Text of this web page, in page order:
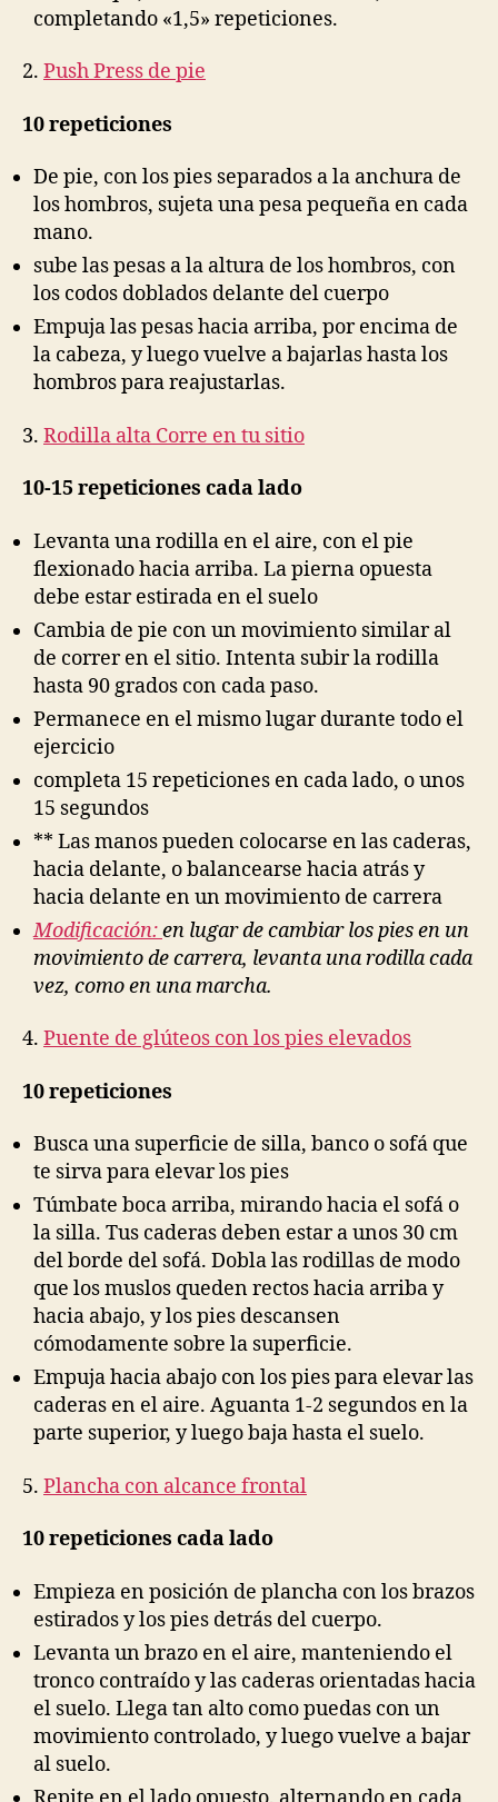
completando «1,5» repeticiones.
2. Push Press de pie
10 repeticiones
De pie, con los pies separados a la anchura de
los hombros, sujeta una pesa pequeña en cada
mano.
sube las pesas a la altura de los hombros, con
los codos doblados delante del cuerpo
Empuja las pesas hacia arriba, por encima de
la cabeza, y luego vuelve a bajarlas hasta los
hombros para reajustarlas.
3. Rodilla alta Corre en tu sitio
10-15 repeticiones cada lado
Levanta una rodilla en el aire, con el pie
flexionado hacia arriba. La pierna opuesta
debe estar estirada en el suelo
Cambia de pie con un movimiento similar al
de correr en el sitio. Intenta subir la rodilla
hasta 90 grados con cada paso.
Permanece en el mismo lugar durante todo el
ejercicio
completa 15 repeticiones en cada lado, o unos
15 segundos
** Las manos pueden colocarse en las caderas,
hacia delante, o balancearse hacia atrás y
hacia delante en un movimiento de carrera
Modificación:en lugar de cambiar los pies en un
movimiento de carrera, levanta una rodilla cada
vez, como en una marcha.
4. Puente de glúteos con los pies elevados
10 repeticiones
Busca una superficie de silla, banco o sofá que
te sirva para elevar los pies
Túmbate boca arriba, mirando hacia el sofá o
la silla. Tus caderas deben estar a unos 30 cm
del borde del sofá. Dobla las rodillas de modo
que los muslos queden rectos hacia arriba y
hacia abajo, y los pies descansen
cómodamente sobre la superficie.
Empuja hacia abajo con los pies para elevar las
caderas en el aire. Aguanta 1-2 segundos en la
parte superior, y luego baja hasta el suelo.
5. Plancha con alcance frontal
10 repeticiones cada lado
Empieza en posición de plancha con los brazos
estirados y los pies detrás del cuerpo.
Levanta un brazo en el aire, manteniendo el
tronco contraído y las caderas orientadas hacia
el suelo. Llega tan alto como puedas con un
movimiento controlado, y luego vuelve a bajar
al suelo.